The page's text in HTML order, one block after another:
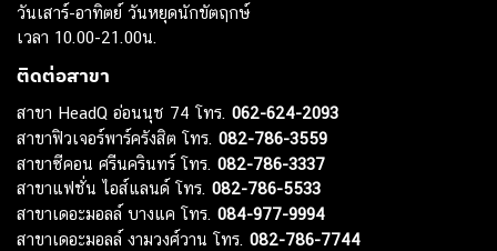
วันเสาร์-อาทิตย์ วันหยุดนักขัตฤกษ์
เวลา 10.00-21.00น.
ติดต่อสาขา
สาขา HeadQ อ่อนนุช 74 โทร. 062-624-2093
สาขาฟิวเจอร์พาร์ครังสิต โทร. 082-786-3559
สาขาซีคอน ศรีนครินทร์ โทร. 082-786-3337
สาขาแฟชั่น ไอส์แลนด์ โทร. 082-786-5533
สาขาเดอะมอลล์ บางแค โทร. 084-977-9994
สาขาเดอะมอลล์ งามวงศ์วาน โทร. 082-786-7744